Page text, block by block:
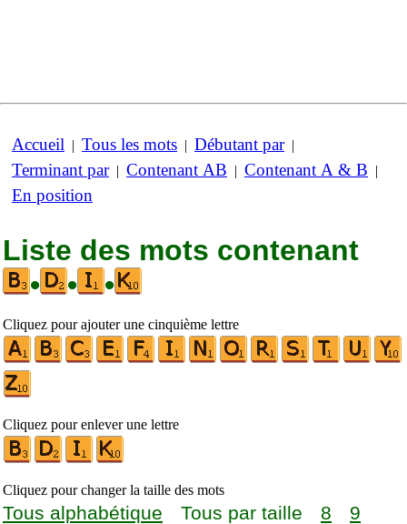
Accueil | Tous les mots | Débutant par|
Terminant par| Contenant AB | Contenant A & B |
En position
Liste des mots contenant
•
• •
Cliquez pour ajouter une cinquième lettre
Cliquez pour enlever une lettre
Cliquez pour changer la taille des mots
Tous alphabétique Tous par taille 8
9